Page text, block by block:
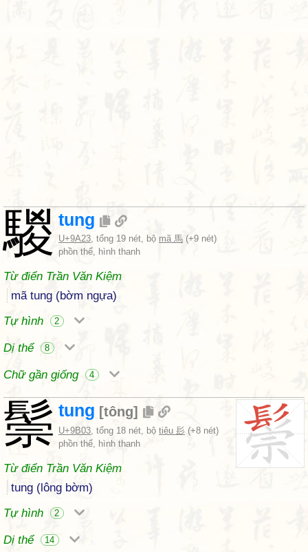
騣 tung
U+9A23, tổng 19 nét, bộ mã 馬 (+9 nét)
phồn thể, hình thanh
Từ điển Trần Văn Kiệm
mã tung (bờm ngựa)
Tự hình
2
Dị thể 8
Chữ gần giống 4
鬃 tung [tông]
U+9B03, tổng 18 nét, bộ tiêu 髟 (+8 nét)
phồn thể, hình thanh
Từ điển Trần Văn Kiệm
tung (lông bờm)
Tự hình
2
Dị thể 14